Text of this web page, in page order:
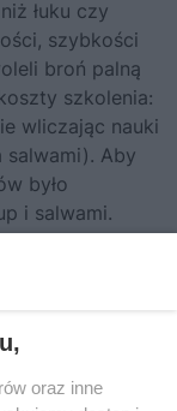
łuku czy
szybkości
broń palną
szkolenia:
wliczając nauki
salwami). Aby
było
i salwami.
samej
kula nie
w
oraz inne